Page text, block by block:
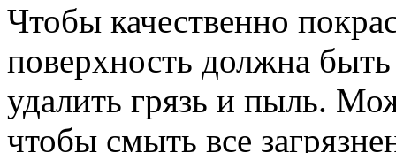
Чтобы качественно
поверхность должна быть
удалить грязь и пыль.
чтобы смыть все